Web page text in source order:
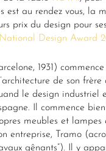
de la tableKOTAI, pour
est au rendez vous, la
prix du design pour ses
1931) commence
de son frère
le design industriel
Il commence
meubles et lampes
entreprise, Tramo